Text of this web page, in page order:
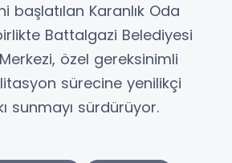
başlatılan Karanlık Oda
Battalgazi Belediyesi
özel gereksinimli
sürecine yenilikçi
sunmayı sürdürüyor.